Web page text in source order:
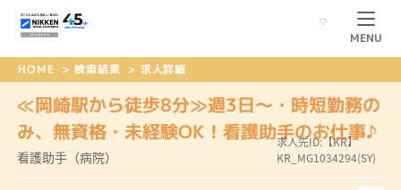
MENU
HOME > 検索結果 > 求人詳細
≪岡崎駅から徒歩8分≫週3日～・時短勤務の
み、無資格・未経験OK！看護助手のお仕事♪
看護助手（病院）
求人先ID:【KR】
KR_MG1034294(SY)